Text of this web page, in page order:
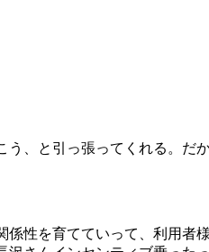
、と引っ張ってくれる。だ
性を育てていって、利用者様